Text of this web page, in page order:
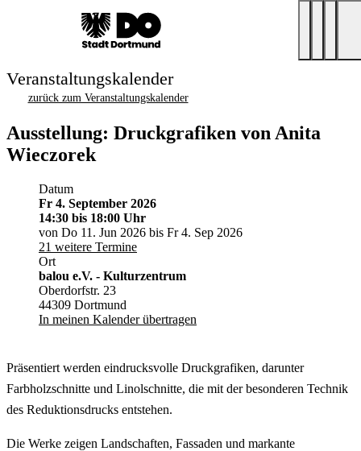
Veranstaltungskalender
zurück zum Veranstaltungskalender
Ausstellung: Druckgrafiken von Anita
Wieczorek
Datum
Fr 4. September 2026
14:30 bis 18:00 Uhr
von Do 11. Jun 2026 bis Fr 4. Sep 2026
21 weitere Termine
Ort
balou e.V. - Kulturzentrum
Oberdorfstr. 23
44309 Dortmund
In meinen Kalender übertragen
Präsentiert werden eindrucksvolle Druckgrafiken, darunter
Farbholzschnitte und Linolschnitte, die mit der besonderen Technik
des Reduktionsdrucks entstehen.
Die Werke zeigen Landschaften, Fassaden und markante